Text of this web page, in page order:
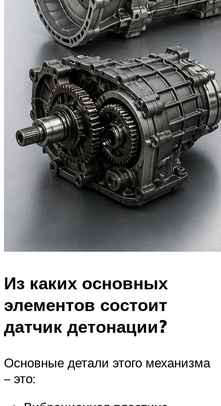
Из каких основных
элементов состоит
датчик детонации?
Основные детали этого механизма
– это: